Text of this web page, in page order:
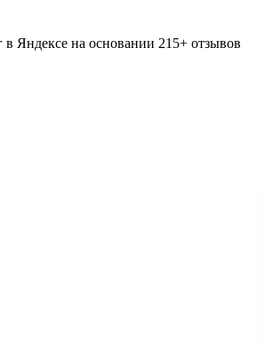
в Яндексе на основании 215+ отзывов